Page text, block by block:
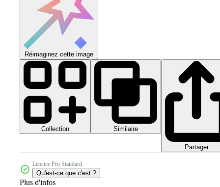
Réimaginez cette image
Collection Similaire
Partager
Licence Pro Standard
Qu'est-ce que c'est ?
Plus d'infos